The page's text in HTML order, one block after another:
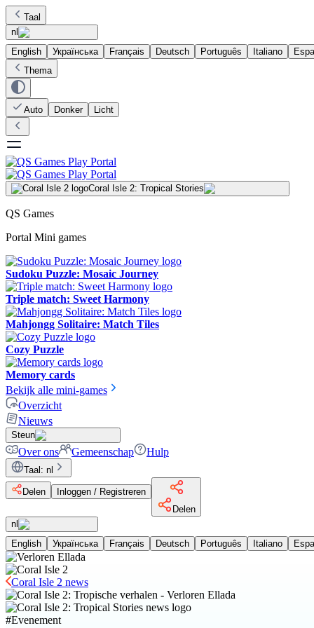
Taal
nl
English
Українська Français Deutsch Português Italiano
Thema
Auto Donker Licht
Coral Isle 2: Tropical Stories
QS Games
Portal Mini games
Sudoku Puzzle: Mosaic Journey
Triple match: Sweet Harmony
Mahjongg Solitaire: Match Tiles
Cozy Puzzle
Memory cards
Bekijk alle mini-games
Overzicht
Nieuws
Steun
Over ons Gemeenschap Hulp
Taal : nl
Delen
Inloggen / Registreren
Delen
nl
English
Українська Français Deutsch Português Italiano
Coral Isle 2 news
#Evenement